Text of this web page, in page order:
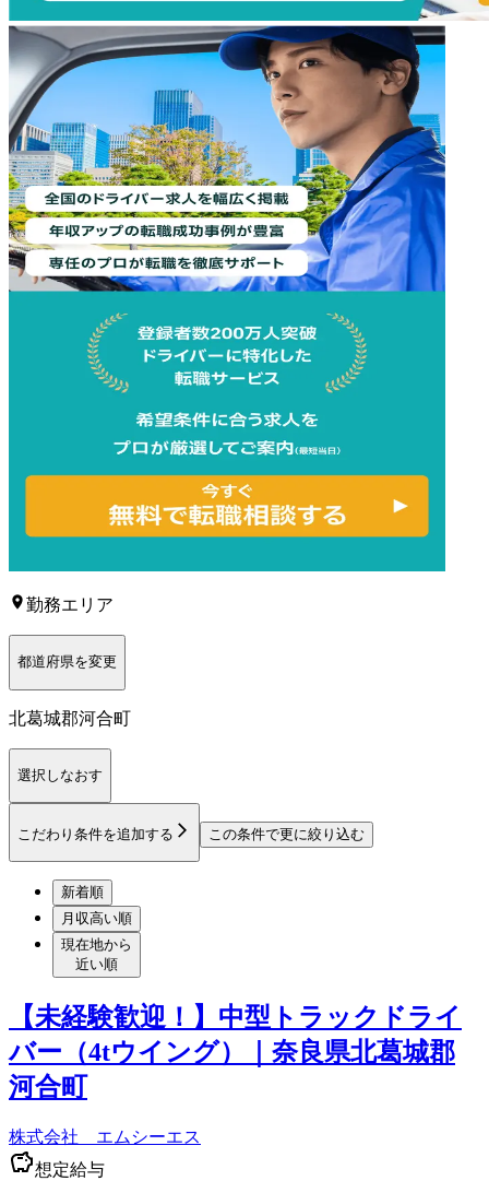
勤務エリア
都道府県を変更
北葛城郡河合町
選択しなおす
こだわり条件を追加する この条件で更に絞り込む
新着順
月収高い順
現在地から
近い順
【未経験歓迎！】中型トラックドライ
バー（4tウイング）｜奈良県北葛城郡
河合町
株式会社 エムシーエス
想定給与